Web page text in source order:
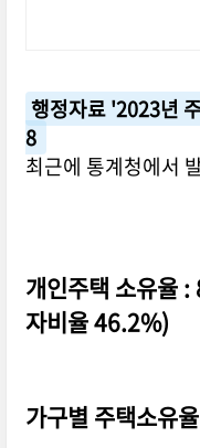
행정자료 '2023년
8
최근에 통계청에서
개인주택 소유율
자비율 46.2%)
가구별 주택소유